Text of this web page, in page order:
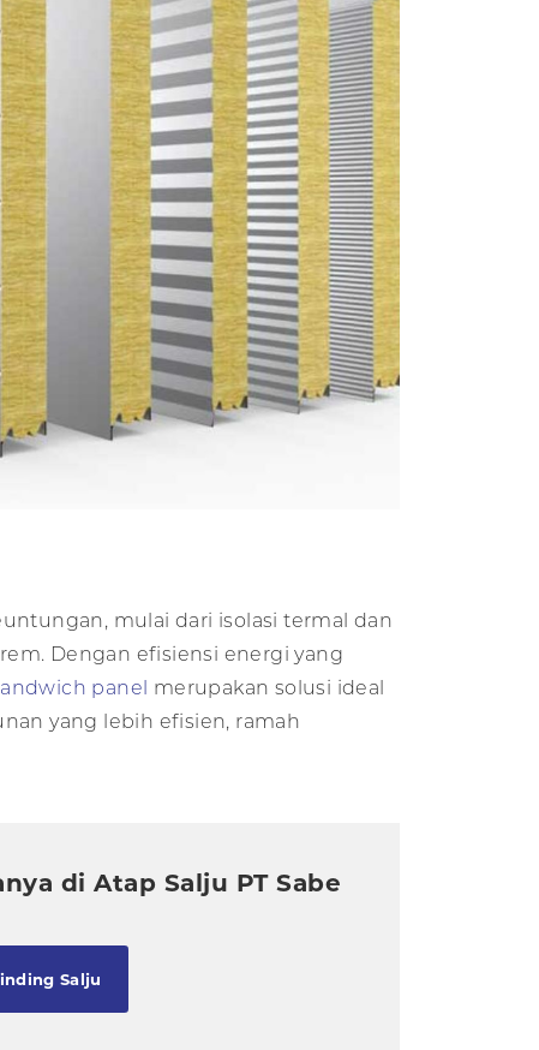
mulai dari isolasi termal dan
Dengan efisiensi energi yang
panel merupakan solusi ideal
yang lebih efisien, ramah
di Atap Salju PT Sabe
Salju